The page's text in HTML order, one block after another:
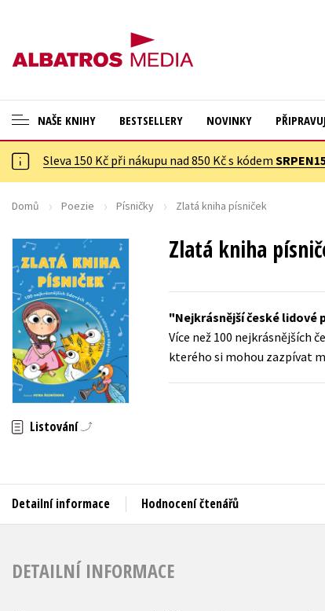
NAŠE KNIHY
ANGLICKÉ KNIHY -20 %
VÝPRODEJ -70 %
ASTERIX S DÁRKEM
🎁DÁRKOVÉ PUBLIKACE
✉️ DÁRKOVÉ POUKAZY
Auto - moto
Beletrie pro děti
Cestování
Dárkové publikace
Digitální fotografie
Esoterika a duchovní
Historie a military
Hobby
Jazyky
BESTSELLERY NOVINKY
Sleva 150 Kč při nákupu nad 850 Kč s kódem
Domů Poezie Písničky Zlatá kniha písniček
Zlatá kniha
Listování
Nejkrásnější české lidové
Více než 100 nejkrásnějších
kterého si mohou zazpívat
Detailní informace Hodnocení čtenářů
DETAILNÍ INFORMACE